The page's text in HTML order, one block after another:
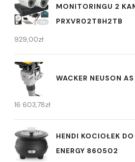
MONITORINGU 2
PRXVR02T8H2TB
929,00zł
WACKER NEUSON
16 603,78zł
HENDI KOCIOŁEK
ENERGY 860502